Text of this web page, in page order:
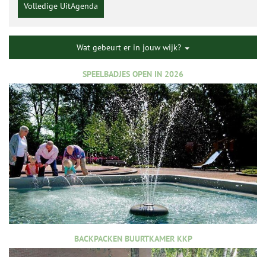
Volledige UitAgenda
Wat gebeurt er in jouw wijk?
SPEELBADJES OPEN IN 2026
BACKPACKEN BUURTKAMER KKP